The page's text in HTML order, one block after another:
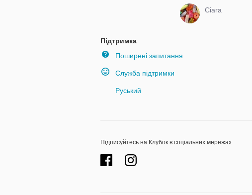
Ciara
Підтримка
Поширені запитання
Служба підтримки
Руський
Підписуйтесь на Клубок в соціальних мережах